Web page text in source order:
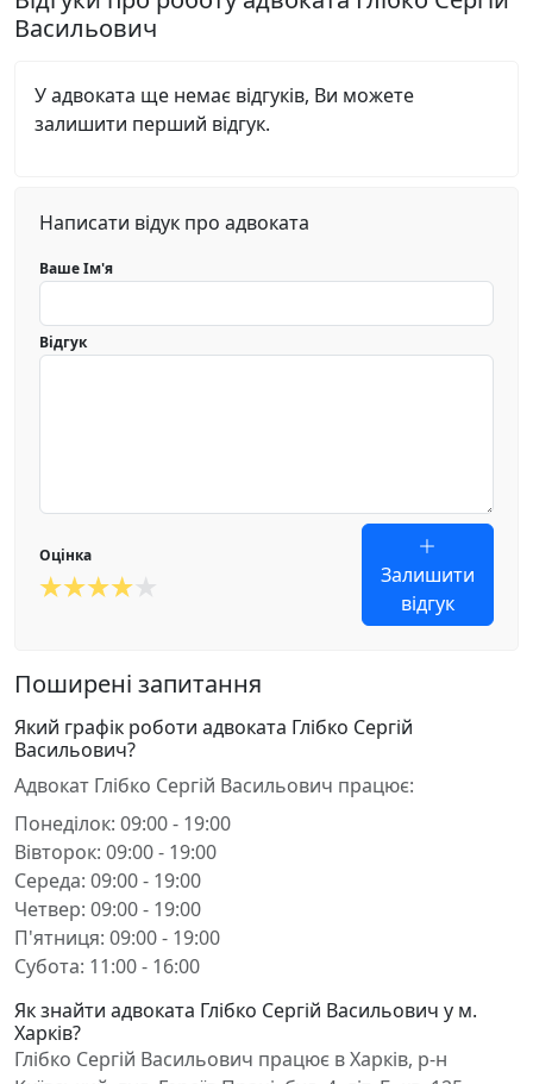
Васильович
У адвоката ще немає відгуків, Ви можете
залишити перший відгук.
Написати відук про адвоката
Ваше Ім'я
Відгук
Оцінка
Залишити
відгук
Поширені запитання
Який графік роботи адвоката Глібко Сергій
Васильович?
Адвокат Глібко Сергій Васильович працює:
Понеділок: 09:00 - 19:00
Вівторок: 09:00 - 19:00
Середа: 09:00 - 19:00
Четвер: 09:00 - 19:00
П'ятниця: 09:00 - 19:00
Субота: 11:00 - 16:00
Як знайти адвоката Глібко Сергій Васильович у м.
Харків?
Глібко Сергій Васильович працює в Харків, р-н